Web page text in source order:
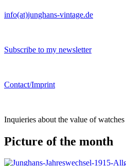
info(at)junghans-vintage.de
Subscribe to my newsletter
Contact/Imprint
Inquieries about the value of
Picture of the month